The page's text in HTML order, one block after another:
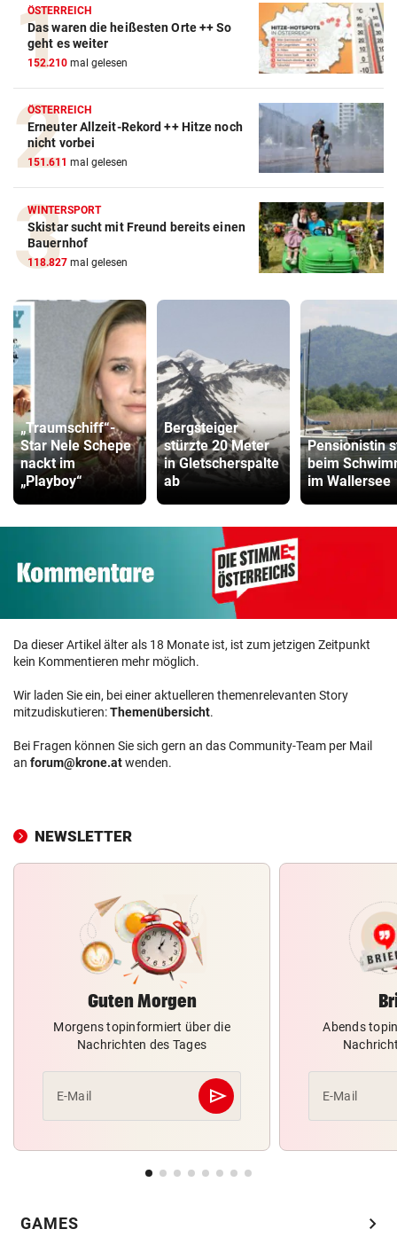
ÖSTERREICH
Das waren die heißesten Orte ++ So
geht es weiter
152.210 mal gelesen
ÖSTERREICH
Erneuter Allzeit-Rekord ++ Hitze noch
nicht vorbei
151.611 mal gelesen
WINTERSPORT
Skistar sucht mit Freund bereits einen
Bauernhof
118.827 mal gelesen
„Traumschiff“-
Star Nele Schepe
nackt im
„Playboy“
Bergsteiger
stürzte 20 Meter
in Gletscherspalte
ab
Pensionistin
beim
im Wallersee
Da dieser Artikel älter als 18 Monate ist, ist zum jetzigen Zeitpunkt
kein Kommentieren mehr möglich.
Wir laden Sie ein, bei einer aktuelleren themenrelevanten Story
mitzudiskutieren:Themenübersicht.
Bei Fragen können Sie sich gern an das Community-Team per Mail
an forum@krone.atwenden.
NEWSLETTER
Guten Morgen
Morgens topinformiert über die
Nachrichten des Tages
E-Mail send
Abschicken
Abends
E-Mail
GAMES chevron_right